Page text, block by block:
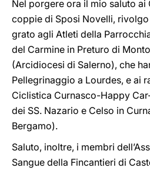
Nel porgere ora il mio saluto ai
coppie di Sposi Novelli,
grato agli Atleti della
del Carmine in Preturo di
(Arcidiocesi di Salerno), che
Pellegrinaggio a Lourdes, e ai
Ciclistica Curnasco-Happy
dei SS. Nazario e Celso in
Bergamo).
Saluto, inoltre, i membri
Sangue della Fincantieri di